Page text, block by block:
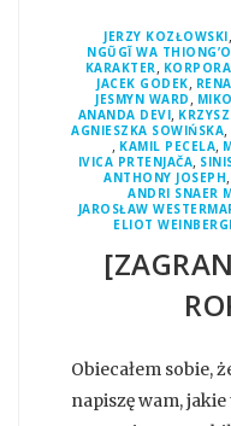
JERZY KOZŁOWSKI,
NGŨGĨ WA THIONG’O
KARAKTER,
JACEK GODEK,
JESMYN WARD ,
ANANDA DEVI,
AGNIESZKA SOWIŃSKA,
, KAMIL PECELA,
IVICA PRTENJAČA,
ANTHONY JOSEPH,
ANDRI SNAER
JAROSŁAW
ELIOT
Obiecałem sobie,
napiszę wam,